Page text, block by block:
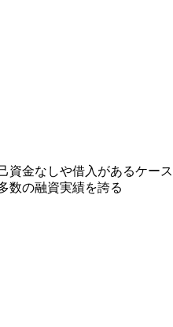
資金なしや借入があるケース
数の融資実績を誇る